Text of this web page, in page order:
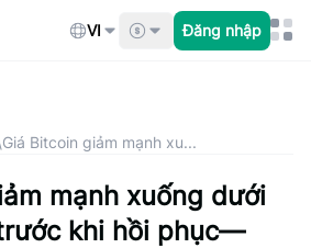
VI Đăng nhập
Giá Bitcoin giảm mạnh xu...
mạnh xuống dưới
khi hồi phục—